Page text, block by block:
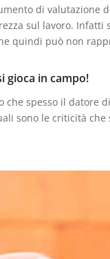
di valutazione
sul lavoro. Infatti
quindi può non
gioca in campo!
spesso il datore
sono le criticità